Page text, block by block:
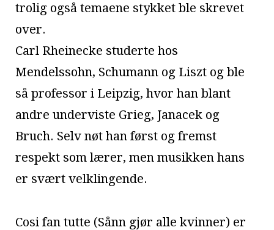
trolig også temaene stykket ble skrevet
over.
Carl Rheinecke studerte hos
Mendelssohn, Schumann og Liszt og ble
så professor i Leipzig, hvor han blant
andre underviste Grieg, Janacek og
Bruch. Selv nøt han først og fremst
respekt som lærer, men musikken hans
er svært velklingende.
Cosi fan tutte (Sånn gjør alle kvinner) er